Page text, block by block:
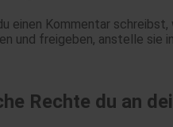
einen Kommentar
und freigeben, anstelle sie
Rechte du an